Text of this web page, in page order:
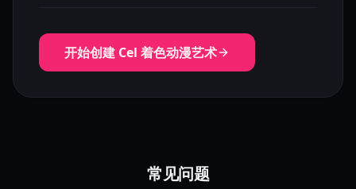
开始创建 Cel 着色动漫艺术
常见问题